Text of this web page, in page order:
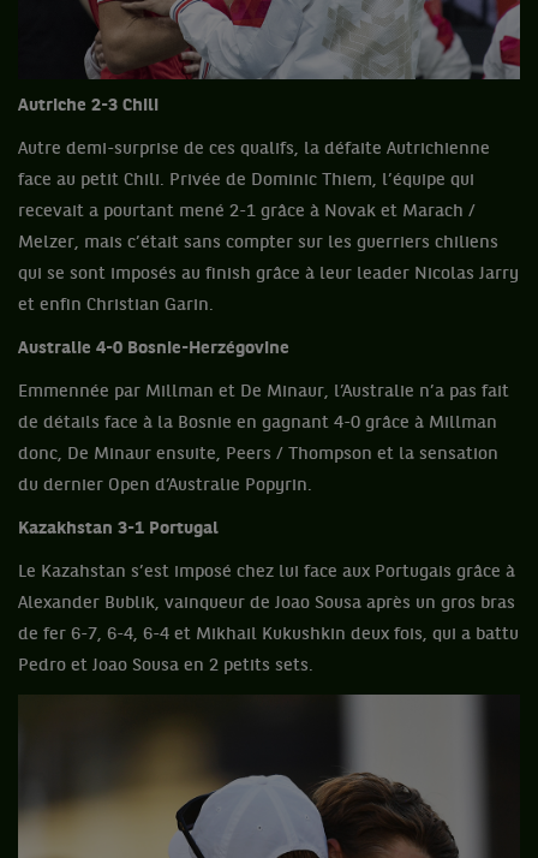
Autriche 2-3 Chili
Autre demi-surprise de ces qualifs, la défaite Autrichienne
face au petit Chili. Privée de Dominic Thiem, l’équipe qui
recevait a pourtant mené 2-1 grâce à Novak et Marach /
Melzer, mais c’était sans compter sur les guerriers chiliens
qui se sont imposés au finish grâce à leur leader Nicolas Jarry
et enfin Christian Garin.
Australie 4-0 Bosnie-Herzégovine
Emmennée par Millman et De Minaur, l’Australie n’a pas fait
de détails face à la Bosnie en gagnant 4-0 grâce à Millman
donc, De Minaur ensuite, Peers / Thompson et la sensation
du dernier Open d’Australie Popyrin.
Kazakhstan 3-1 Portugal
Le Kazahstan s’est imposé chez lui face aux Portugais grâce à
Alexander Bublik, vainqueur de Joao Sousa après un gros bras
de fer 6-7, 6-4, 6-4 et Mikhail Kukushkin deux fois, qui a battu
Pedro et Joao Sousa en 2 petits sets.